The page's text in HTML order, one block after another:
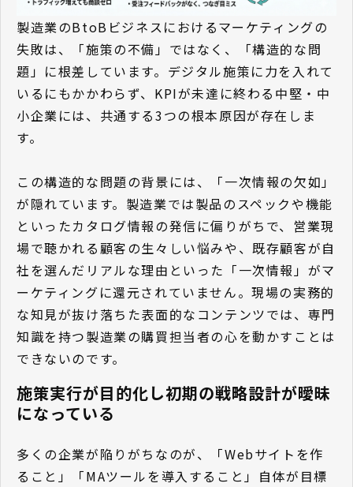
製造業のBtoBビジネスにおけるマーケティングの
失敗は、「施策の不備」ではなく、「構造的な問
題」に根差しています。デジタル施策に力を入れて
いるにもかかわらず、KPIが未達に終わる中堅・中
小企業には、共通する3つの根本原因が存在しま
す。
この構造的な問題の背景には、「一次情報の欠如」
が隠れています。製造業では製品のスペックや機能
といったカタログ情報の発信に偏りがちで、営業現
場で聴かれる顧客の生々しい悩みや、既存顧客が自
社を選んだリアルな理由といった「一次情報」がマ
ーケティングに還元されていません。現場の実務的
な知見が抜け落ちた表面的なコンテンツでは、専門
知識を持つ製造業の購買担当者の心を動かすことは
できないのです。
施策実行が目的化し初期の戦略設計が曖昧
になっている
多くの企業が陥りがちなのが、「Webサイトを作
ること」「MAツールを導入すること」自体が目標